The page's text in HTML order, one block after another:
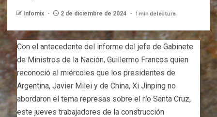
Infomix 2 de diciembre de 2024 1 min de lectura
Con el antecedente del informe del jefe de Gabinete
de Ministros de la Nación, Guillermo Francos quien
reconoció el miércoles que los presidentes de
Argentina, Javier Milei y de China, Xi Jinping no
abordaron el tema represas sobre el río Santa Cruz,
este jueves trabajadores de la construcción